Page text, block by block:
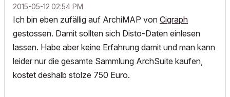
‎2015-05-12 02:54 PM
Ich bin eben zufällig auf ArchiMAP von Cigraph
gestossen. Damit sollten sich Disto-Daten einlesen
lassen. Habe aber keine Erfahrung damit und man kann
leider nur die gesamte Sammlung ArchSuite kaufen,
kostet deshalb stolze 750 Euro.